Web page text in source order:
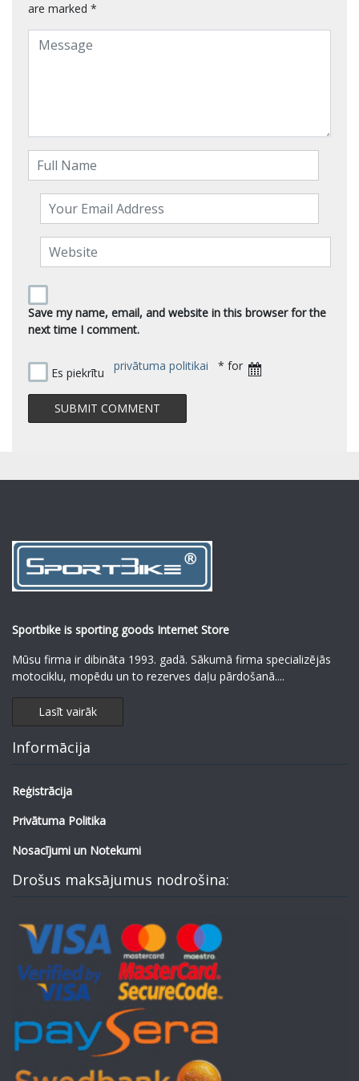
are marked *
Save my name, email, and website in this browser for the
next time I comment.
Es piekrītu privātuma politikai * for
Sportbike is sporting goods Internet Store
Mūsu firma ir dibināta 1993. gadā. Sākumā firma specializējās
motociklu, mopēdu un to rezerves daļu pārdošanā....
Lasīt vairāk
Informācija
Reģistrācija
Privātuma Politika
Nosacījumi un Notekumi
Drošus maksājumus nodrošina: